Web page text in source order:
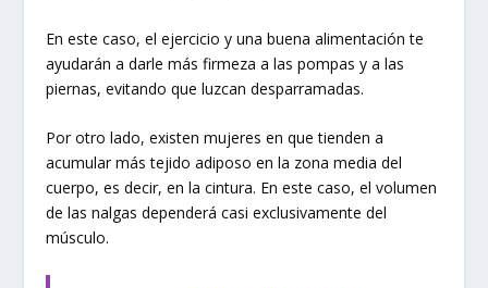
En este caso, el ejercicio y una buena alimentación te
ayudarán a darle más firmeza a las pompas y a las
piernas, evitando que luzcan desparramadas.
Por otro lado, existen mujeres en que tienden a
acumular más tejido adiposo en la zona media del
cuerpo, es decir, en la cintura. En este caso, el volumen
de las nalgas dependerá casi exclusivamente del
músculo.